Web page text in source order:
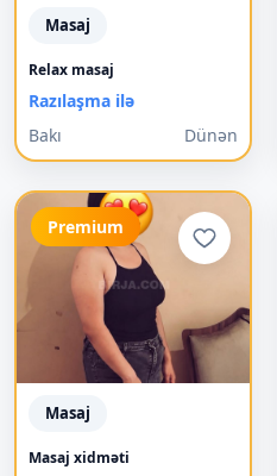
Masaj
Relax masaj
Razılaşma ilə
Bakı
Dünən
Premium
Masaj
Masaj xidməti